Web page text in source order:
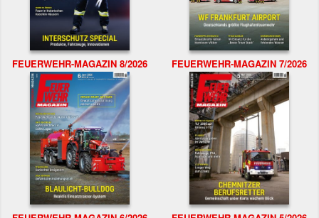
FEUERWEHR-MAGAZIN 8/2026 FEUERWEHR-MAGAZIN 7/2026